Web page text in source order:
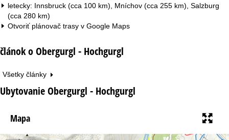
letecky: Innsbruck (cca 100 km), Mníchov (cca 255 km), Salzburg
(cca 280 km)
Otvoriť plánovač trasy v Google Maps
článok o Obergurgl - Hochgurgl
Všetky články
Ubytovanie Obergurgl - Hochgurgl
Mapa